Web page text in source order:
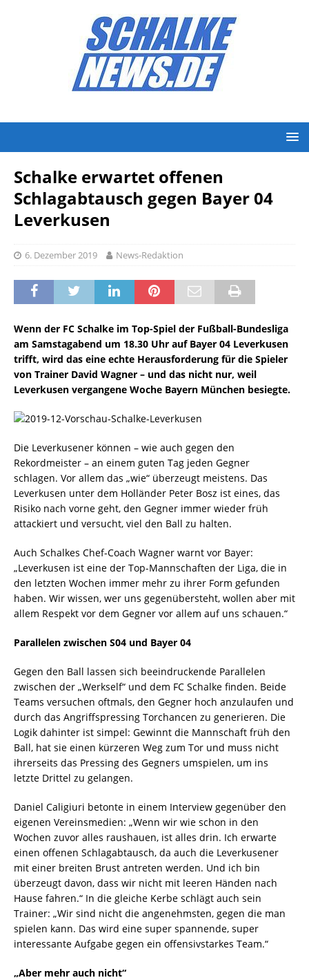
Schalke erwartet offenen
Schlagabtausch gegen Bayer 04
Leverkusen
6. Dezember 2019 News-Redaktion
Wenn der FC Schalke im Top-Spiel der Fußball-Bundesliga
am Samstagabend um 18.30 Uhr auf Bayer 04 Leverkusen
trifft, wird das eine echte Herausforderung für die Spieler
von Trainer David Wagner – und das nicht nur, weil
Leverkusen vergangene Woche Bayern München besiegte.
Die Leverkusener können – wie auch gegen den
Rekordmeister – an einem guten Tag jeden Gegner
schlagen. Vor allem das „wie“ überzeugt meistens. Das
Leverkusen unter dem Holländer Peter Bosz ist eines, das
Risiko nach vorne geht, den Gegner immer wieder früh
attackiert und versucht, viel den Ball zu halten.
Auch Schalkes Chef-Coach Wagner warnt vor Bayer:
„Leverkusen ist eine der Top-Mannschaften der Liga, die in
den letzten Wochen immer mehr zu ihrer Form gefunden
haben. Wir wissen, wer uns gegenübersteht, wollen aber mit
allem Respekt vor dem Gegner vor allem auf uns schauen.“
Parallelen zwischen S04 und Bayer 04
Gegen den Ball lassen sich beeindruckende Parallelen
zwischen der „Werkself“ und dem FC Schalke finden. Beide
Teams versuchen oftmals, den Gegner hoch anzulaufen und
durch das Angriffspressing Torchancen zu generieren. Die
Logik dahinter ist simpel: Gewinnt die Mannschaft früh den
Ball, hat sie einen kürzeren Weg zum Tor und muss nicht
ihrerseits das Pressing des Gegners umspielen, um ins
letzte Drittel zu gelangen.
Daniel Caligiuri betonte in einem Interview gegenüber den
eigenen Vereinsmedien: „Wenn wir wie schon in den
Wochen zuvor alles raushauen, ist alles drin. Ich erwarte
einen offenen Schlagabtausch, da auch die Leverkusener
mit einer breiten Brust antreten werden. Und ich bin
überzeugt davon, dass wir nicht mit leeren Händen nach
Hause fahren.“ In die gleiche Kerbe schlägt auch sein
Trainer: „Wir sind nicht die angenehmsten, gegen die man
spielen kann. Das wird eine super spannende, super
interessante Aufgabe gegen ein offensivstarkes Team.“
„Aber mehr auch nicht“